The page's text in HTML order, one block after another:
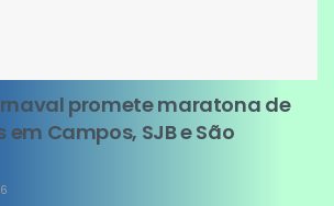
promete maratona de
em Campos, SJB e São